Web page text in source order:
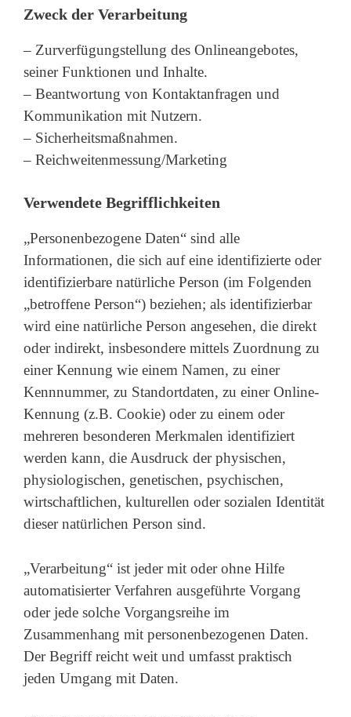
Zweck der Verarbeitung
– Zurverfügungstellung des Onlineangebotes,
seiner Funktionen und Inhalte.
– Beantwortung von Kontaktanfragen und
Kommunikation mit Nutzern.
– Sicherheitsmaßnahmen.
– Reichweitenmessung/Marketing
Verwendete Begrifflichkeiten
„Personenbezogene Daten“ sind alle
Informationen, die sich auf eine identifizierte oder
identifizierbare natürliche Person (im Folgenden
„betroffene Person“) beziehen; als identifizierbar
wird eine natürliche Person angesehen, die direkt
oder indirekt, insbesondere mittels Zuordnung zu
einer Kennung wie einem Namen, zu einer
Kennnummer, zu Standortdaten, zu einer Online-
Kennung (z.B. Cookie) oder zu einem oder
mehreren besonderen Merkmalen identifiziert
werden kann, die Ausdruck der physischen,
physiologischen, genetischen, psychischen,
wirtschaftlichen, kulturellen oder sozialen Identität
dieser natürlichen Person sind.
„Verarbeitung“ ist jeder mit oder ohne Hilfe
automatisierter Verfahren ausgeführte Vorgang
oder jede solche Vorgangsreihe im
Zusammenhang mit personenbezogenen Daten.
Der Begriff reicht weit und umfasst praktisch
jeden Umgang mit Daten.